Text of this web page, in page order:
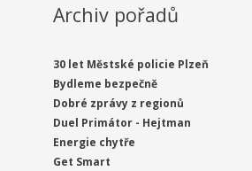
Archiv pořadů
30 let Městské policie Plzeň
Bydleme bezpečně
Dobré zprávy z regionů
Duel Primátor - Hejtman
Energie chytře
Get Smart